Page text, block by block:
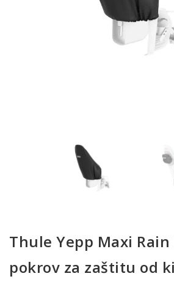
Thule Yepp Maxi Rain
pokrov za zaštitu od